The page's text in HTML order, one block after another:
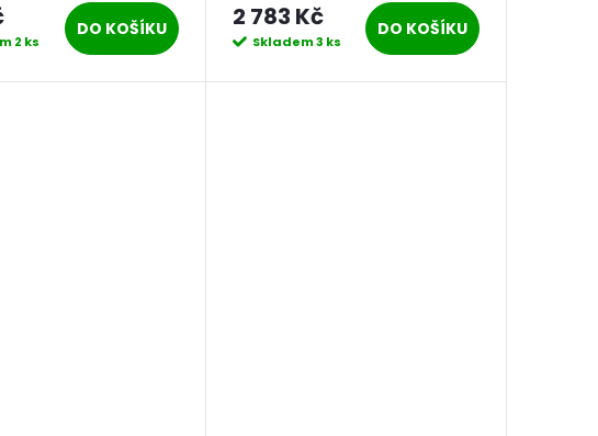
2 ks
DO KOŠÍKU 2 783 Kč
Skladem3 ks
DO KOŠÍKU